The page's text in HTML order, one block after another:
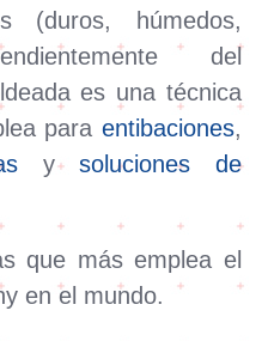
(duros, húmedos,
del
es una técnica
para entibaciones,
ysoluciones de
que más emplea el
en el mundo.